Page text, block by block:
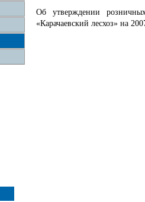
Об утверждении
«Карачаевский лесхоз» на